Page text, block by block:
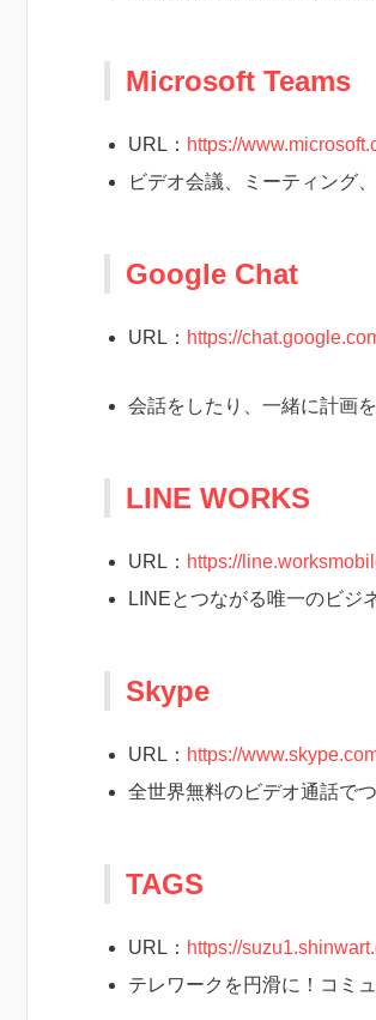
Microsoft Teams
URL： https://
ビデオ会議、ミーティング
Google Chat
URL： https://
会話をしたり、一緒に計画
LINE WORKS
URL： https://
LINEとつながる唯一のビジ
Skype
URL： https://
全世界無料のビデオ通話で
TAGS
URL： https://
テレワークを円滑に！コミ